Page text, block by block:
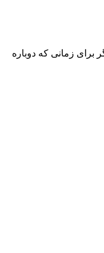
برای زمانی که دوباره